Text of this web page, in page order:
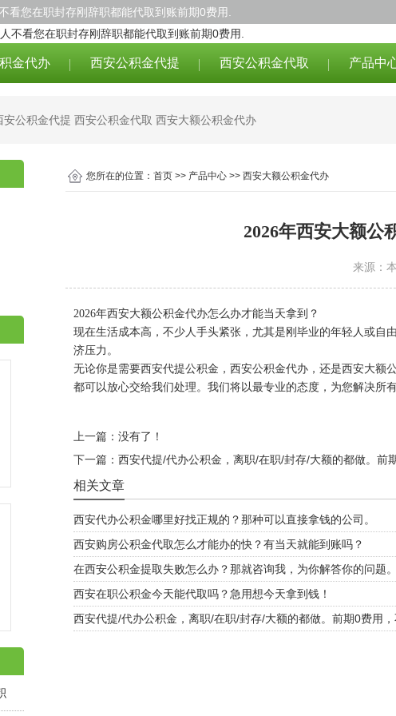
看您在职封存刚辞职都能代取到账前期0费用.
金代办 西安公积金代提 西安公积金代取 产品中
安公积金代提 西安公积金代取 西安大额公积金代办
您所在的位置： 首页 >> 产品中心 >> 西安大额公积金代办
2026年西安大额公
来源：
2026年西安大额公积金代办怎么办才能当天拿到？
现在生活成本高，不少人手头紧张，尤其是刚毕业的年轻人或自
济压力。
无论你是需要西安代提公积金， 西安公积金代办，还是西安大额
都可以放心交给我们处理。我们将以最专业的态度，为您解决所
上一篇：没有了！
下一篇： 西安代提/代办公积金，离职/在职/封存/大额的都做。前
相关文章
西安代办公积金哪里好找正规的？那种可以直接拿钱的公司。
西安购房公积金代取怎么才能办的快？有当天就能到账吗？
在西安公积金提取失败怎么办？那就咨询我，为你解答你的问题。
西安在职公积金今天能代取吗？急用想今天拿到钱！
西安代提/代办公积金，离职/在职/封存/大额的都做。前期0费用，